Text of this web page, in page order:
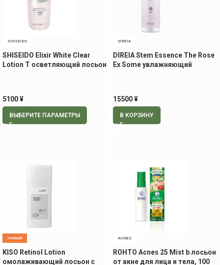
SHISEIDO
SHISEIDO Elixir White Clear
Lotion T осветляющий лосьон
5100¥
ВЫБЕРИТЕ ПАРАМЕТРЫ
DIREIA
DIREIA Stem Essence The Rose
Ex Some увлажняющий
15500¥
В КОРЗИНУ
НОВЫЙ
KISO Retinol Lotion
омолаживающий лосьон с
ACNES
ROHTO Acnes 25 Mist b лосьон
от акне для лица и тела, 100